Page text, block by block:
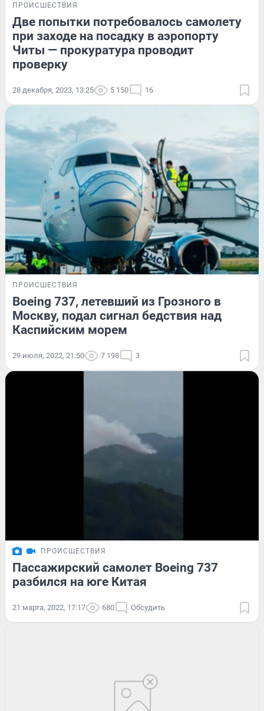
ПРОИСШЕСТВИЯ
Две попытки потребовалось самолету
при заходе на посадку в аэропорту
Читы — прокуратура проводит
проверку
28 декабря, 2023, 13:25 5 150 16
ПРОИСШЕСТВИЯ
Boeing 737, летевший из Грозного в
Москву, подал сигнал бедствия над
Каспийским морем
29 июля, 2022, 21:50 7 198 3
ПРОИСШЕСТВИЯ
Пассажирский самолет Boeing 737
разбился на юге Китая
21 марта, 2022, 17:17 680 Обсудить